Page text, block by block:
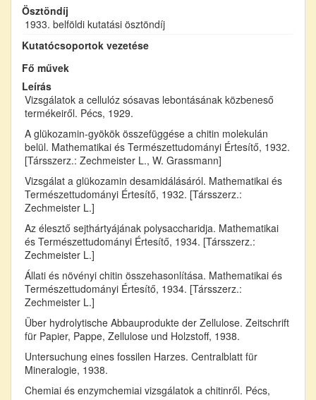
Ösztöndíj
1933. belföldi kutatási ösztöndíj
Kutatócsoportok vezetése
Fő művek
Leírás
Vizsgálatok a cellulóz sósavas lebontásának közbeneső
termékeiről. Pécs, 1929.
A glükozamin-gyökök összefüggése a chitin molekulán
belül. Mathematikai és Természettudományi Értesítő, 1932.
[Társszerz.: Zechmeister L., W. Grassmann]
Vizsgálat a glükozamin desamidálásáról. Mathematikai és
Természettudományi Értesítő, 1932. [Társszerz.:
Zechmeister L.]
Az élesztő sejthártyájának polysaccharidja. Mathematikai
és Természettudományi Értesítő, 1934. [Társszerz.:
Zechmeister L.]
Állati és növényi chitin összehasonlítása. Mathematikai és
Természettudományi Értesítő, 1934. [Társszerz.:
Zechmeister L.]
Über hydrolytische Abbauprodukte der Zellulose. Zeitschrift
für Papier, Pappe, Zellulose und Holzstoff, 1938.
Untersuchung eines fossilen Harzes. Centralblatt für
Mineralogie, 1938.
Chemiai és enzymchemiai vizsgálatok a chitinről. Pécs,